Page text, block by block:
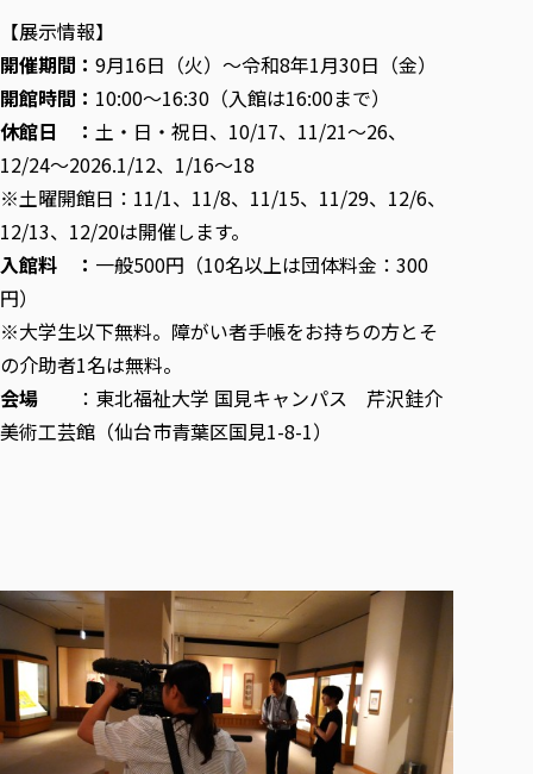
お役立ち情報（リンク集）
放射線モニタリング測定結果（国見キャンパス）
学部・学科等設置計画履行状況報告書
情報公開規程
大学院
総合福祉学研究科 社会福祉学専攻 修士課程
総合福祉学研究科 社会福祉学専攻 博士課程
総合福祉学研究科 福祉心理学専攻 修士課程
教育学研究科 教育学専攻 修士課程
通信教育部
通信教育部
通信制大学院 総合福祉学研究科 社会福祉学専攻 修士課程
通信制大学院 総合福祉学研究科 福祉心理学専攻 修士課程
カリキュラム（学部・大学院）
その他の就学機会
学びの特徴
学びの特徴
ICT教育
初年次教育（リエゾンゼミⅠ）
実学臨床教育（総合福祉学部のみ履修可能）
教育実践活動（教育学科学生のみ受講可能）
学びのサポート
学びのサポート
学費（学部学科）
学生自主活動支援
社会人学生の育児支援（一時預かり）
学生総合補償制度
スポーツ傷害保険
単独学内説明会のご案内
資格取得報奨制度について
東北福祉大学求人・インターンシップ検索サイト（キャリタス
卒業生の方
卒業生の方
卒業後のキャリア支援体制
在学生による訪問、情報提供へのご協力のお願い
卒業生アンケート
よくあるご質問
東北福祉大学のDNA
在学生インタビュー
Prospective Students
学生支援センター国際交流の活動
スタッフ紹介
ニュース一覧
東北福祉大学の紀要・リポジトリ
研究紀要
教職研究
東北福祉大学教育・教職センター特別支援教育研究年報一覧
芹沢銈介美術工芸館年報
東北福祉大学機関リポジトリ
東北福祉大学オープンアクセス方針
産学・産学官連携
産学・産学官連携
「高齢者のフレイル予防及びデジタルデバイド解消に向けた
高齢者施設特化型モジュラー車いす開発
学生参加 × 産学官連携 ～ 「行学一如」の実践
社会貢献・地域連携活動
社会貢献・地域連携活動
社会貢献への取り組み
社会貢献・地域連携活動報告書
各種社会貢献活動の窓口
JICA草の根技術協力事業
被災地の子ども支援活動
生涯学習・社会人講座
自治体・団体等との主な協定
自治体・団体等との主な協定
研究所について
研究者のご紹介
月例TFU実学臨床研究セミナー
特別支援教育研究室
TFU教育フォーラム
施設利用
同窓会
学内ポータルシステム
Universal Passport
【展示情報】
開催期間： 9月16日（火）～令和8年1月30日（金）
開館時間： 10:00〜16:30（入館は16:00まで）
休館日 ： 土・日・祝日、10/17、11/21～26、
12/24～2026.1/12、1/16～18
※土曜開館日：11/1、11/8、11/15、11/29、12/6、
12/13、12/20は開催します。
入館料 ： 一般500円（10名以上は団体料金：300
円）
※大学生以下無料。障がい者手帳をお持ちの方とそ
の介助者1名は無料。
会場 ：東北福祉大学 国見キャンパス 芹沢銈介
美術工芸館（仙台市青葉区国見1-8-1）